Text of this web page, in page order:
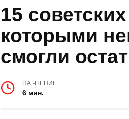
15
которыми
смогли
НА ЧТЕНИЕ
6 мин.